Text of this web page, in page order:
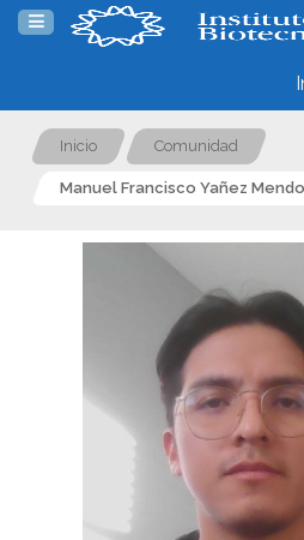
Inicio Comunidad
Manuel Francisco Yañez